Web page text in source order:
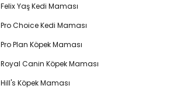
Felix Yaş Kedi Maması
Pro Choice Kedi Maması
Pro Plan Köpek Maması
Royal Canin Köpek Maması
Hill's Köpek Maması